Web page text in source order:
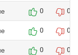
0 0
0 0
0 0